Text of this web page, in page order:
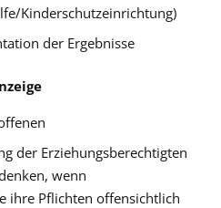
Kinderschutzeinrichtung)
der Ergebnisse
der Erziehungsberechtigten
wenn
ihre Pflichten offensichtlich